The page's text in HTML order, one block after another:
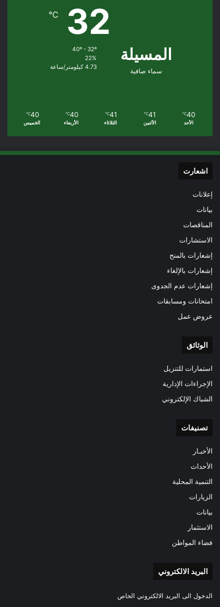
المسيلة
سماء صافية
32
℃
40º - 32º
22%
4.73 كيلومتر/ساعة
40
℃
الأحد
41
℃
الأثنين
41
℃
الثلاثاء
40
℃
الأربعاء
40
℃
الخميس
اشعارت
إعلانات
بيانات
المناقصات
الاستشارات
إشعارات بالمنح
إشعارات بالإلغاء
إشعارات عدم الجدوى
امتحانات ومسابقات
عروض عمل
الوثائق
استمارات للتنزيل
الإجراءات الإدارية
الشباك الإلكتروني
تصنيفات
الأخبـار
الأحداث
التنمية المحلية
الزيارات
بيانات
الاستثمار
فضاء المواطن
البريد الالكتروني
الدخول الى البريد الالكتروني الخاص